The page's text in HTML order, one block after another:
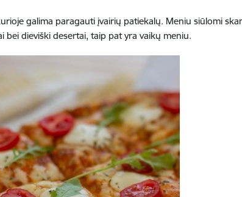
galima paragauti įvairių patiekalų. Meniu siūlomi
bei dieviški desertai, taip pat yra vaikų meniu.